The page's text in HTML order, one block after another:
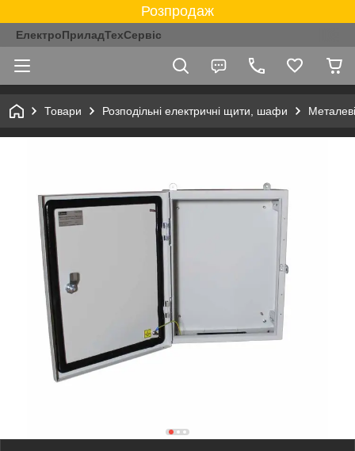
Розпродаж
ЕлектроПриладТехСервіс
Товари Розподільні електричні щити, шафи